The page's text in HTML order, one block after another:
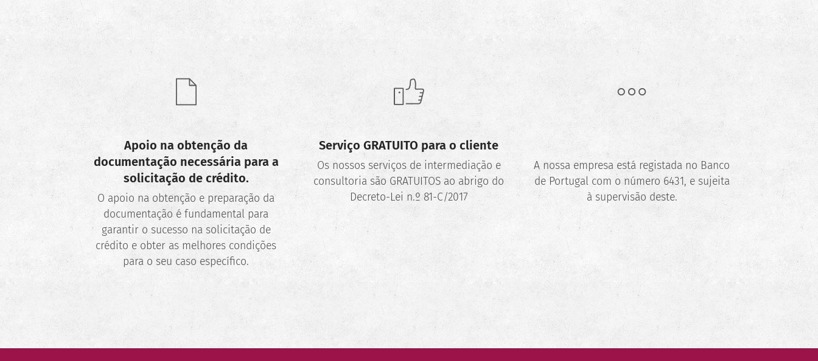
Apoio na obtenção da
documentação necessária para a
solicitação de crédito.
O apoio na obtenção e preparação da
documentação é fundamental para
garantir o sucesso na solicitação de
crédito e obter as melhores condições
para o seu caso específico.
Serviço GRATUITO para o cliente
Os nossos serviços de intermediação e
consultoria são GRATUITOS ao abrigo do
Decreto-Lei n.º 81-C/2017
A nossa empresa está registada no Banco
de Portugal com o número 6431, e sujeita
à supervisão deste.